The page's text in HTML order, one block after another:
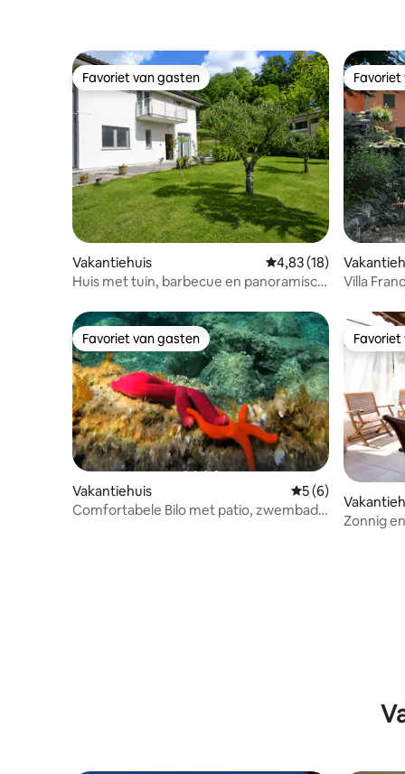
Favoriet van gasten
Favoriet van gasten
Vakantiehuis Gemiddelde
4,83 (18)
Huis met tuin, barbecue en panoramisch
Villa
Favoriet van gasten
Favoriet van gasten
Vakantiehuis Gemiddelde
5 (6)
Comfortabele Bilo met patio, zwembad 3
Zonnig